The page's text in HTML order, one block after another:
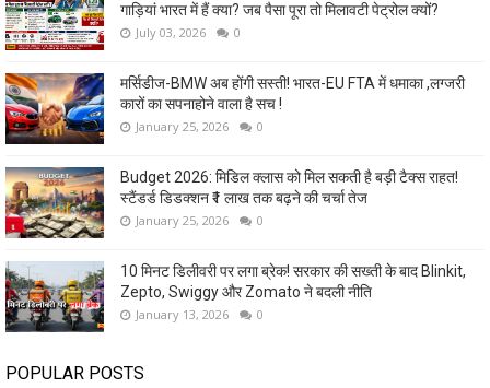
गाड़ियां भारत में हैं क्या? जब पैसा पूरा तो मिलावटी पेट्रोल क्यों?
July 03, 2026 0
मर्सिडीज-BMW अब होंगी सस्ती! भारत-EU FTA में धमाका ,लग्जरी
कारों का सपनाहोने वाला है सच !
January 25, 2026 0
Budget 2026: मिडिल क्लास को मिल सकती है बड़ी टैक्स राहत!
स्टैंडर्ड डिडक्शन ₹1 लाख तक बढ़ने की चर्चा तेज
January 25, 2026 0
10 मिनट डिलीवरी पर लगा ब्रेक! सरकार की सख्ती के बाद Blinkit,
Zepto, Swiggy और Zomato ने बदली नीति
January 13, 2026 0
POPULAR POSTS